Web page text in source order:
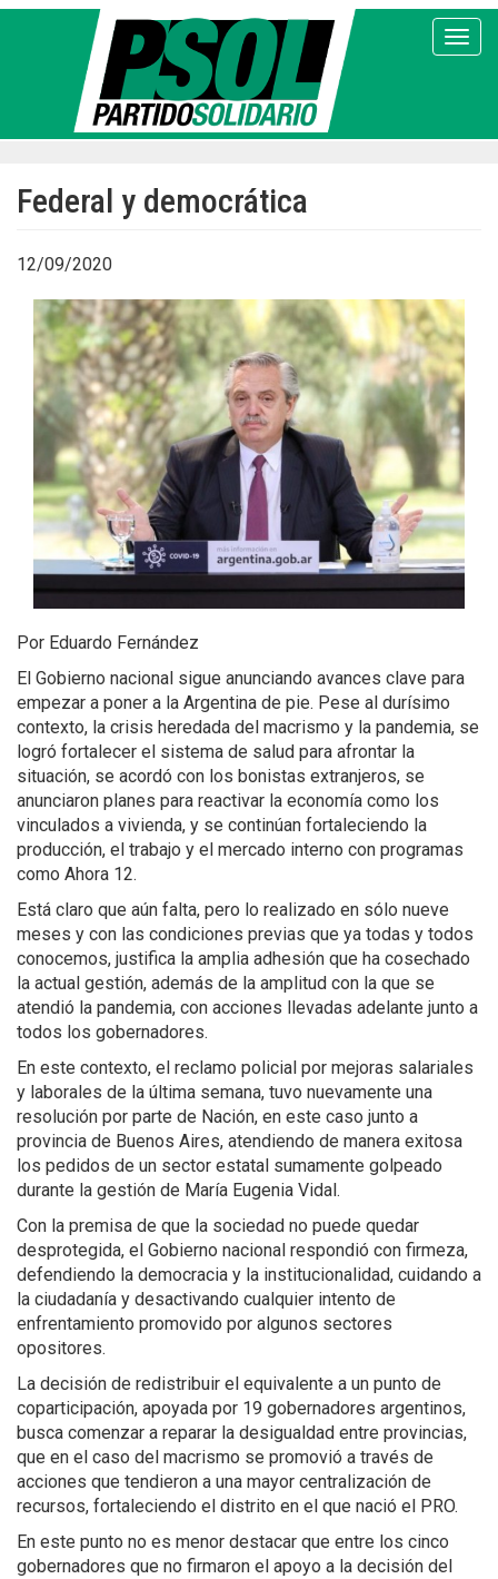
Pasar
Federal y democrática
12/09/2020
Por Eduardo Fernández
El Gobierno nacional sigue anunciando avances clave para
empezar a poner a la Argentina de pie. Pese al durísimo
contexto, la crisis heredada del macrismo y la pandemia, se
logró fortalecer el sistema de salud para afrontar la
situación, se acordó con los bonistas extranjeros, se
anunciaron planes para reactivar la economía como los
vinculados a vivienda, y se continúan fortaleciendo la
producción, el trabajo y el mercado interno con programas
como Ahora 12.
Está claro que aún falta, pero lo realizado en sólo nueve
meses y con las condiciones previas que ya todas y todos
conocemos, justifica la amplia adhesión que ha cosechado
la actual gestión, además de la amplitud con la que se
atendió la pandemia, con acciones llevadas adelante junto a
todos los gobernadores.
En este contexto, el reclamo policial por mejoras salariales
y laborales de la última semana, tuvo nuevamente una
resolución por parte de Nación, en este caso junto a
provincia de Buenos Aires, atendiendo de manera exitosa
los pedidos de un sector estatal sumamente golpeado
durante la gestión de María Eugenia Vidal.
Con la premisa de que la sociedad no puede quedar
desprotegida, el Gobierno nacional respondió con firmeza,
defendiendo la democracia y la institucionalidad, cuidando a
la ciudadanía y desactivando cualquier intento de
enfrentamiento promovido por algunos sectores
opositores.
La decisión de redistribuir el equivalente a un punto de
coparticipación, apoyada por 19 gobernadores argentinos,
busca comenzar a reparar la desigualdad entre provincias,
que en el caso del macrismo se promovió a través de
acciones que tendieron a una mayor centralización de
recursos, fortaleciendo el distrito en el que nació el PRO.
En este punto no es menor destacar que entre los cinco
gobernadores que no firmaron el apoyo a la decisión del